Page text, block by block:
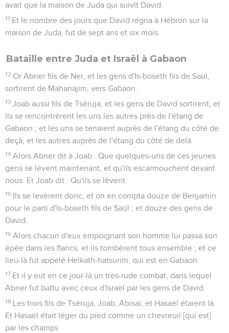
avait que la maison de Juda qui suivît David.
11 Et le nombre des jours que David régna à Hébron sur la
maison de Juda, fut de sept ans et six mois.
Bataille entre Juda et Israël à Gabaon
12 Or Abner fils de Ner, et les gens d'Is-boseth fils de Saül,
sortirent de Mahanajim, vers Gabaon.
13 Joab aussi fils de Tséruja, et les gens de David sortirent, et
ils se rencontrèrent les uns les autres près de l'étang de
Gabaon ; et les uns se tenaient auprès de l'étang du côté de
deçà, et les autres auprès de l'étang du côté de delà.
14 Alors Abner dit à Joab : Que quelques-uns de ces jeunes
gens se lèvent maintenant, et qu'ils escarmouchent devant
nous. Et Joab dit : Qu'ils se lèvent.
15 Ils se levèrent donc, et on en compta douze de Benjamin
pour le parti d'Is-boseth fils de Saül ; et douze des gens de
David.
16 Alors chacun d'eux empoignant son homme lui passa son
épée dans les flancs, et ils tombèrent tous ensemble ; et ce
lieu-là fut appelé Helkath-hatsurim, qui est en Gabaon.
17 Et il y eut en ce jour-là un très-rude combat, dans lequel
Abner fut battu avec ceux d'Israël par les gens de David.
18 Les trois fils de Tséruja, Joab, Abisaï, et Hasaël étaient là.
Et Hasaël était léger du pied comme un chevreuil [qui est]
par les champs.